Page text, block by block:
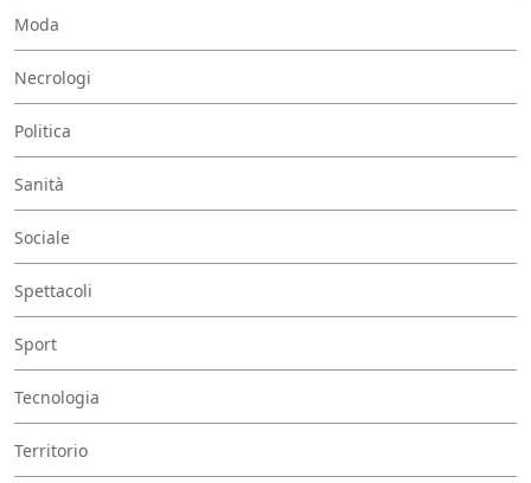
Moda
Necrologi
Politica
Sanità
Sociale
Spettacoli
Sport
Tecnologia
Territorio